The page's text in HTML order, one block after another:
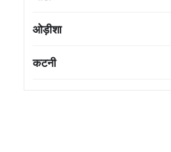
ओड़ीशा
कटनी